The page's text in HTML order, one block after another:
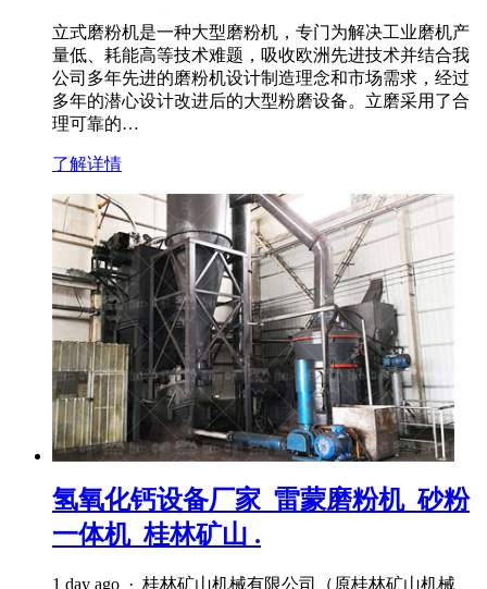
立式磨粉机是一种大型磨粉机，专门为解决工业磨机产
量低、耗能高等技术难题，吸收欧洲先进技术并结合我
公司多年先进的磨粉机设计制造理念和市场需求，经过
多年的潜心设计改进后的大型粉磨设备。立磨采用了合
理可靠的…
了解详情
氢氧化钙设备厂家_雷蒙磨粉机_砂粉
一体机_桂林矿山 .
1 day ago · 桂林矿山机械有限公司（原桂林矿山机械